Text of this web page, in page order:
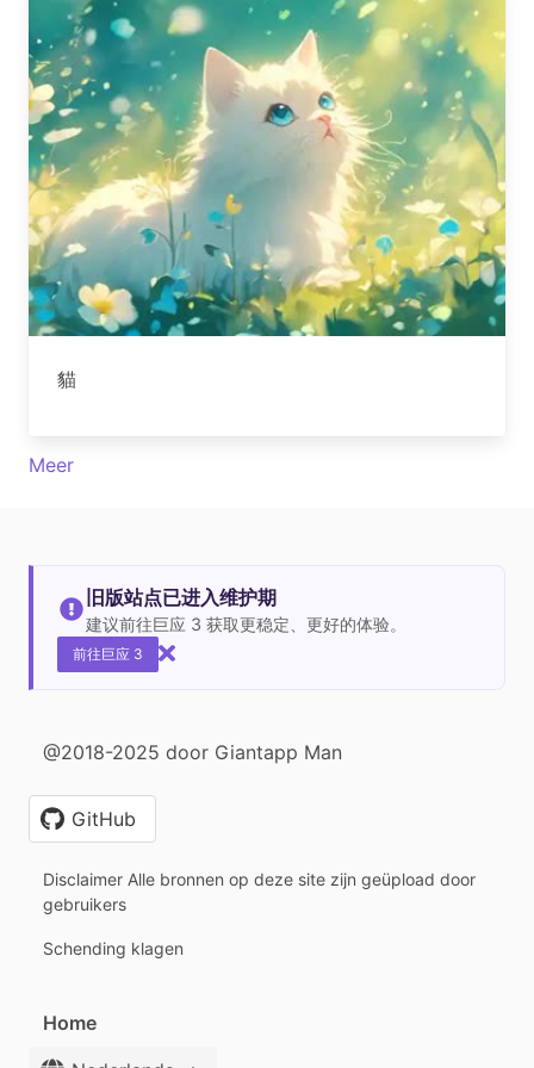
貓
Meer
旧版站点已进入维护期
建议前往巨应 3 获取更稳定、更好的体验。
前往巨应 3
@2018-2025 door Giantapp Man
GitHub
Disclaimer Alle bronnen op deze site zijn geüpload door
gebruikers
Schending klagen
Home